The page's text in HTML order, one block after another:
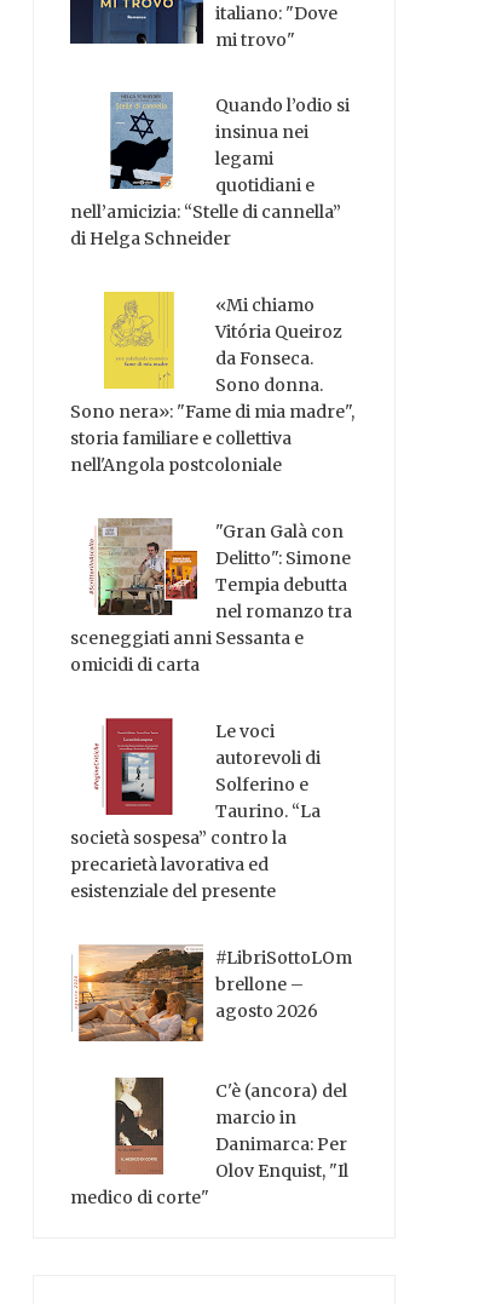
italiano: "Dove
mi trovo"
Quando l’odio si
insinua nei
legami
quotidiani e
nell’amicizia: “Stelle di cannella”
di Helga Schneider
«Mi chiamo
Vitória Queiroz
da Fonseca.
Sono donna.
Sono nera»: "Fame di mia madre",
storia familiare e collettiva
nell'Angola postcoloniale
"Gran Galà con
Delitto": Simone
Tempia debutta
nel romanzo tra
sceneggiati anni Sessanta e
omicidi di carta
Le voci
autorevoli di
Solferino e
Taurino. “La
società sospesa” contro la
precarietà lavorativa ed
esistenziale del presente
#LibriSottoLOm
brellone –
agosto 2026
C'è (ancora) del
marcio in
Danimarca: Per
Olov Enquist, "Il
medico di corte"